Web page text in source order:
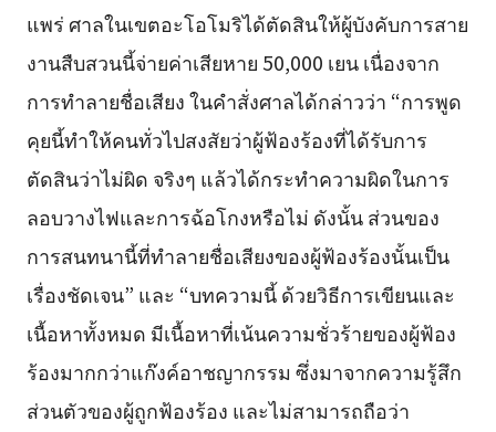
แพร่ ศาลในเขตอะโอโมริได้ตัดสินให้ผู้บังคับการสาย
งานสืบสวนนี้จ่ายค่าเสียหาย 50,000 เยน เนื่องจาก
การทำลายชื่อเสียง ในคำสั่งศาลได้กล่าวว่า “การพูด
คุยนี้ทำให้คนทั่วไปสงสัยว่าผู้ฟ้องร้องที่ได้รับการ
ตัดสินว่าไม่ผิด จริงๆ แล้วได้กระทำความผิดในการ
ลอบวางไฟและการฉ้อโกงหรือไม่ ดังนั้น ส่วนของ
การสนทนานี้ที่ทำลายชื่อเสียงของผู้ฟ้องร้องนั้นเป็น
เรื่องชัดเจน” และ “บทความนี้ ด้วยวิธีการเขียนและ
เนื้อหาทั้งหมด มีเนื้อหาที่เน้นความชั่วร้ายของผู้ฟ้อง
ร้องมากกว่าแก๊งค์อาชญากรรม ซึ่งมาจากความรู้สึก
ส่วนตัวของผู้ถูกฟ้องร้อง และไม่สามารถถือว่า